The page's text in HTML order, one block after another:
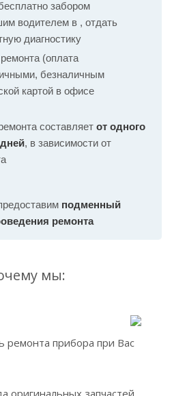
забором
водителем в , отдать
диагностику
ремонта (оплата
безналичным
картой в офисе
составляет от одного
, в зависимости от
подменный
ремонта
мы:
ремонта прибора при Вас
оригинальных запчастей